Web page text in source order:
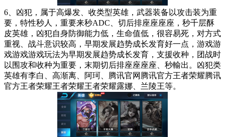
6、凶犯，属于高爆发、收类型英雄，武器装备以攻击装为重
要，特性秒人，重要来秒ADC、切后排座座座座，秒千层酥
皮英雄，凶犯自身防御能力低，生命值低，很容易死，对方式
重视、战斗意识较高，早期发展趋势成长发育好一点，游戏游
戏游戏游戏玩法为早期发展趋势成长发育，支援收种，团战时
以围攻和收种为重要，末期切后排座座座座、秒輸出。凶犯类
英雄有李白、高渐离、阿珂、腾讯官网腾讯官方王者荣耀腾讯
官方王者荣耀王者荣耀王者荣耀露娜、兰陵王等。